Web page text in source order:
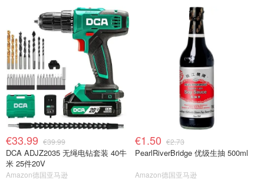
€33.99 €39.99
DCA ADJZ2035 无绳电钻套装 40牛
米 25件20V
Amazon德国亚马逊
€1.50 €2.73
PearlRiverBridge 优级生抽 500ml
Amazon德国亚马逊